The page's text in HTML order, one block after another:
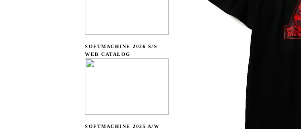
SOFTMACHINE 2026 S/S
WEB CATALOG
SOFTMACHINE 2025 A/W